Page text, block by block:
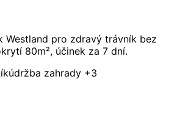
Westland pro zdravý trávník bez
80m², účinek za 7 dní.
údržba zahrady +3